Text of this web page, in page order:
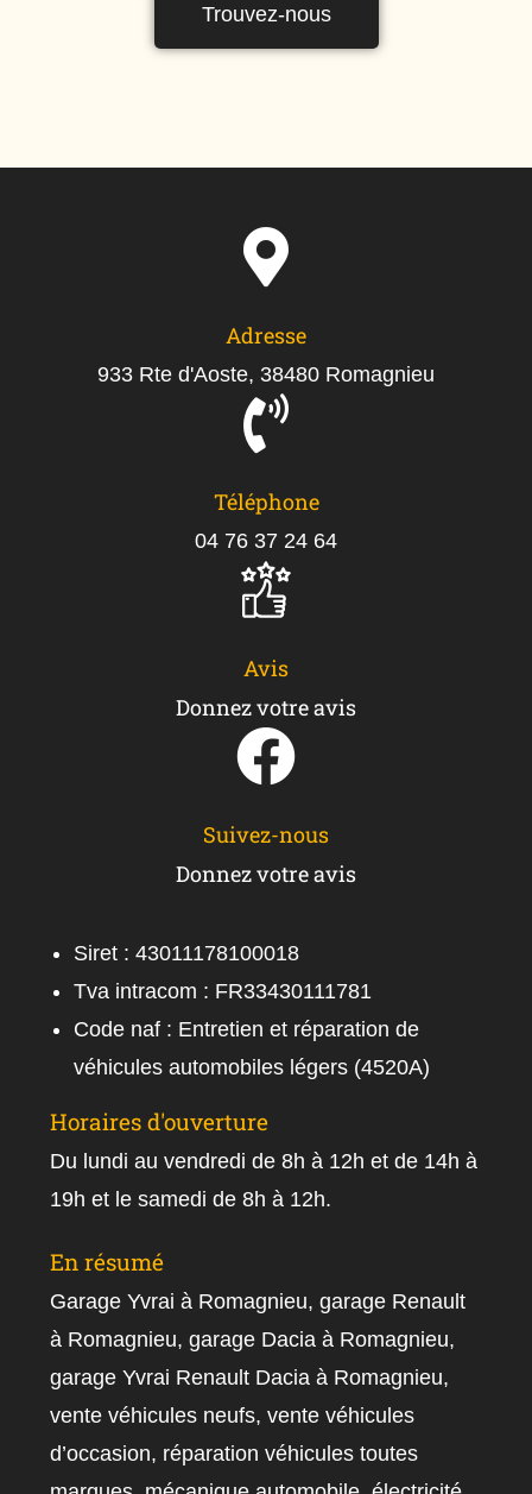
Trouvez-nous
Adresse
933 Rte d'Aoste, 38480 Romagnieu
Téléphone
04 76 37 24 64
Avis
Donnez votre avis
Suivez-nous
Donnez votre avis
Siret : 43011178100018
Tva intracom : FR33430111781
Code naf : Entretien et réparation de
véhicules automobiles légers (4520A)
Horaires d'ouverture
Du lundi au vendredi de 8h à 12h et de 14h à
19h et le samedi de 8h à 12h.
En résumé
Garage Yvrai à Romagnieu, garage Renault
à Romagnieu, garage Dacia à Romagnieu,
garage Yvrai Renault Dacia à Romagnieu,
vente véhicules neufs, vente véhicules
d’occasion, réparation véhicules toutes